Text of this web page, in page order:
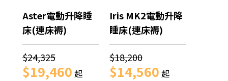
Aster電動升降睡
床(連床褥)
$24,325
$19,460 起
Iris MK2電動升降
睡床(連床褥)
$18,200
$14,560 起